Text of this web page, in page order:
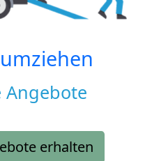
Angebote
erhalten